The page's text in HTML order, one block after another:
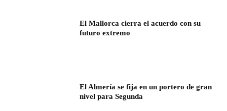
El Mallorca cierra el acuerdo con su
futuro extremo
El Almería se fija en un portero de gran
nivel para Segunda